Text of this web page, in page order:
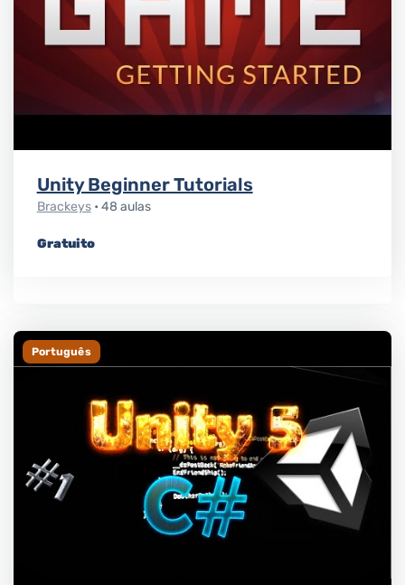
Unity Beginner Tutorials
Brackeys • 48 aulas
Gratuito
Português